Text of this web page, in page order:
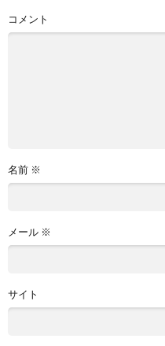
コメント
名前 ※
メール ※
サイト